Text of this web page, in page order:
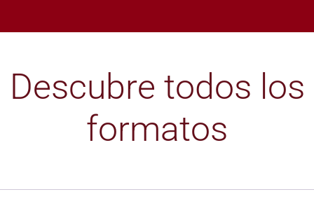
Descubre todos los
formatos